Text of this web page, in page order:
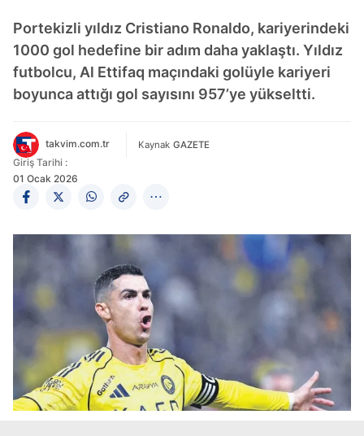
Portekizli yıldız Cristiano Ronaldo, kariyerindeki
1000 gol hedefine bir adım daha yaklaştı. Yıldız
futbolcu, Al Ettifaq maçındaki golüyle kariyeri
boyunca attığı gol sayısını 957’ye yükseltti.
takvim.com.tr Kaynak GAZETE
Giriş Tarihi :
01 Ocak 2026